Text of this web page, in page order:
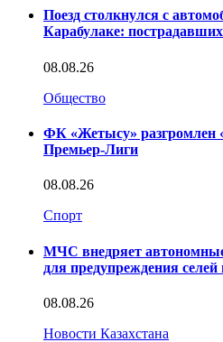
Поезд столкнулся с
Карабулаке:
08.08.26
Общество
ФК «Жетысу» разгромлен
Премьер-Лиги
08.08.26
Спорт
МЧС внедряет
для предупреждения
08.08.26
Новости Казахстана